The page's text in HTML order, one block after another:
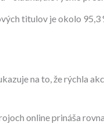
titulov je okolo 95,3
na to, že rýchla
online prináša